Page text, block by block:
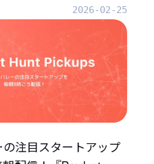
2026-02-25
注目スタートアップ